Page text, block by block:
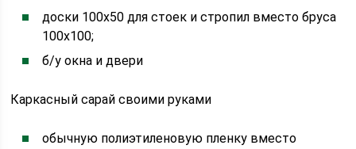
доски 100х50 для стоек и стропил вместо бруса
100х100;
б/у окна и двери
Каркасный сарай своими руками
обычную полиэтиленовую пленку вместо